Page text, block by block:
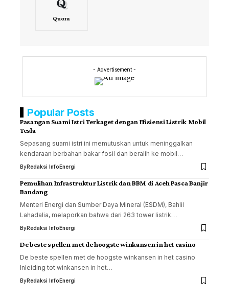
Quora
- Advertisement -
Popular Posts
Pasangan Suami Istri Terkaget dengan Efisiensi Listrik Mobil
Tesla
Sepasang suami istri ini memutuskan untuk meninggalkan
kendaraan berbahan bakar fosil dan beralih ke mobil…
ByRedaksi InfoEnergi
Pemulihan Infrastruktur Listrik dan BBM di Aceh Pasca Banjir
Bandang
Menteri Energi dan Sumber Daya Mineral (ESDM), Bahlil
Lahadalia, melaporkan bahwa dari 263 tower listrik…
ByRedaksi InfoEnergi
De beste spellen met de hoogste winkansen in het casino
De beste spellen met de hoogste winkansen in het casino
Inleiding tot winkansen in het…
ByRedaksi InfoEnergi